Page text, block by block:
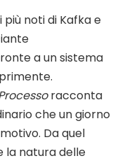
noti di Kafka e
a un sistema
racconta
che un giorno
Da quel
la natura delle